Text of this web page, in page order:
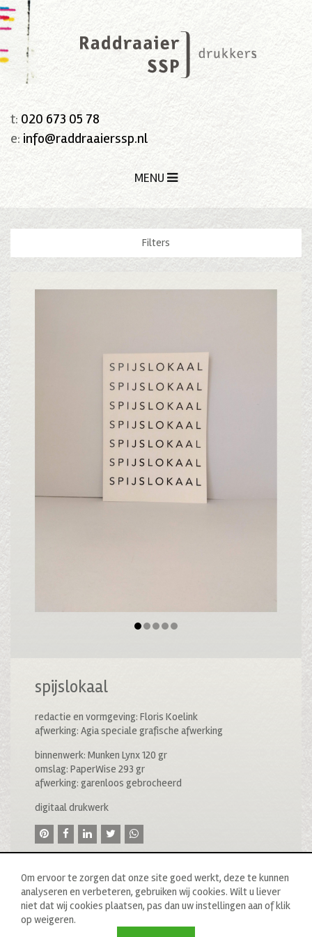
t: 020 673 05 78
e: info@raddraaierssp.nl
MENU
Filters
spijslokaal
redactie en vormgeving: Floris Koelink
afwerking: Agia speciale grafische afwerking
binnenwerk: Munken Lynx 120 gr
omslag: PaperWise 293 gr
afwerking: garenloos gebrocheerd
digitaal drukwerk
© 2020 drukkerij raddraaier b.v., van ostadestraat 233b, 1073
Om ervoor te zorgen dat onze site goed werkt, deze te kunnen
analyseren en verbeteren, gebruiken wij cookies. Wilt u liever
niet dat wij cookies plaatsen, pas dan uw instellingen aan of klik
op weigeren.